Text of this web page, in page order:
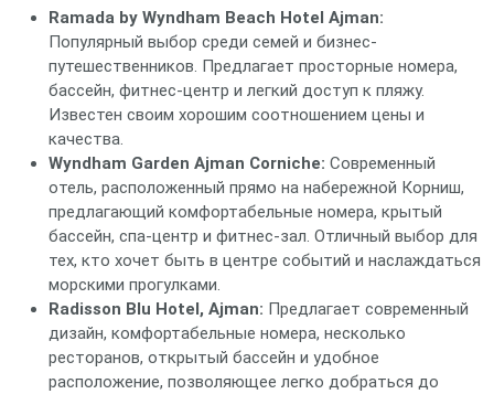
Ramada by Wyndham Beach Hotel Ajman:
Популярный выбор среди семей и бизнес-
путешественников. Предлагает просторные номера,
бассейн, фитнес-центр и легкий доступ к пляжу.
Известен своим хорошим соотношением цены и
качества.
Wyndham Garden Ajman Corniche: Современный
отель, расположенный прямо на набережной Корниш,
предлагающий комфортабельные номера, крытый
бассейн, спа-центр и фитнес-зал. Отличный выбор для
тех, кто хочет быть в центре событий и наслаждаться
морскими прогулками.
Radisson Blu Hotel, Ajman: Предлагает современный
дизайн, комфортабельные номера, несколько
ресторанов, открытый бассейн и удобное
расположение, позволяющее легко добраться до